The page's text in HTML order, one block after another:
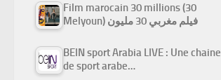
Film marocain 30 millions (30
Melyoun) فيلم مغربي 30 مليون
BEIN sport Arabia LIVE : Une chaine
de sport arabe…